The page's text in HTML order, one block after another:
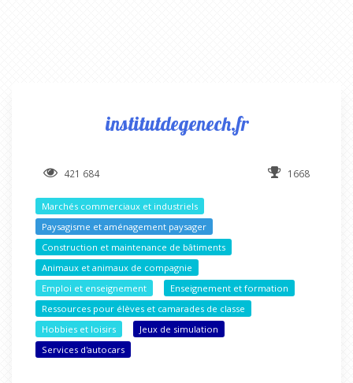
institutdegenech.fr
421 684 1668
Marchés commerciaux et industriels
Paysagisme et aménagement paysager
Construction et maintenance de bâtiments
Animaux et animaux de compagnie
Emploi et enseignement
Enseignement et formation
Ressources pour élèves et camarades de classe
Hobbies et loisirs
Jeux de simulation
Services d'autocars